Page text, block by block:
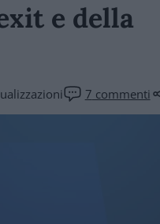
e della
7 commenti